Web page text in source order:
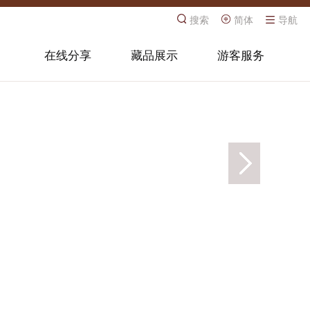
搜索 简体 导航
在线分享 藏品展示 游客服务